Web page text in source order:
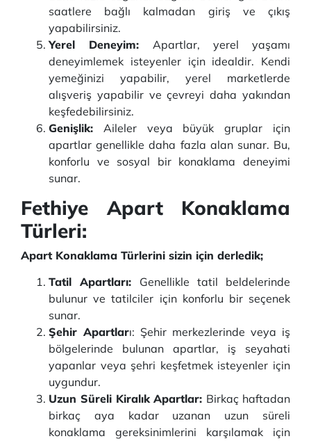
saatlere bağlı kalmadan giriş ve çıkış
yapabilirsiniz.
Yerel Deneyim: Apartlar, yerel yaşamı
deneyimlemek isteyenler için idealdir. Kendi
yemeğinizi yapabilir, yerel marketlerde
alışveriş yapabilir ve çevreyi daha yakından
keşfedebilirsiniz.
Genişlik: Aileler veya büyük gruplar için
apartlar genellikle daha fazla alan sunar. Bu,
konforlu ve sosyal bir konaklama deneyimi
sunar.
Fethiye Apart Konaklama
Türleri:
Apart Konaklama Türlerini sizin için derledik;
Tatil Apartları: Genellikle tatil beldelerinde
bulunur ve tatilciler için konforlu bir seçenek
sunar.
Şehir Apartları: Şehir merkezlerinde veya iş
bölgelerinde bulunan apartlar, iş seyahati
yapanlar veya şehri keşfetmek isteyenler için
uygundur.
Uzun Süreli Kiralık Apartlar: Birkaç haftadan
birkaç aya kadar uzanan uzun süreli
konaklama gereksinimlerini karşılamak için